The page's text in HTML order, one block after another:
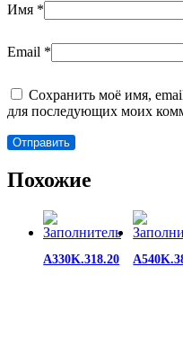
Имя *
Email *
Сохранить моё имя,
для последующих моих
Похожие
A330K.318.20